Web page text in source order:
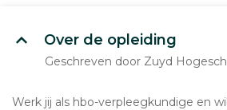
Over de opleiding
Geschreven door Zuyd
Werk jij als hbo-verpleegkundige en